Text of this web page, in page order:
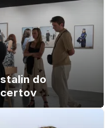
do